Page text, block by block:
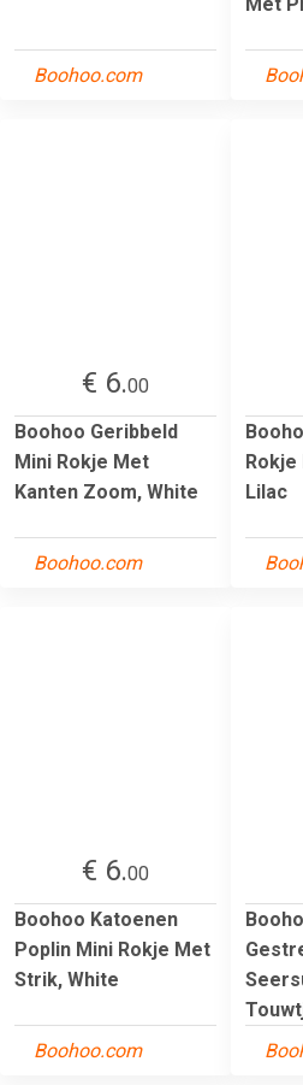
Boohoo.com
€ 6.00
Boohoo Geribbeld
Mini Rokje Met
Kanten Zoom, White
Boohoo.com
Rokje
Lilac
€ 6.00
Boohoo Katoenen
Poplin Mini Rokje Met
Strik, White
Boohoo.com